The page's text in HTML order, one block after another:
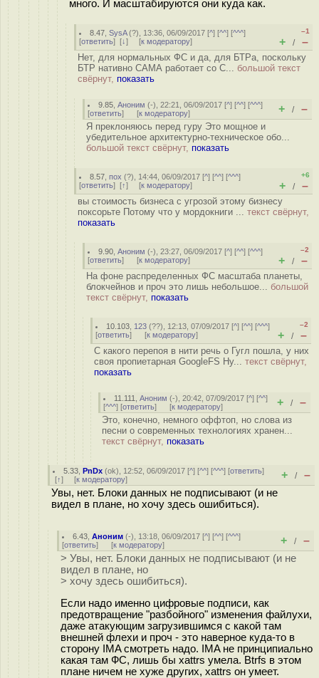
много. И масштабируются они куда как.
8.47 ,SysA(?), 13:36, 06/09/2017 [^] [^^] [^^^]
[ответить] [↓] [к модератору]
–1
+ / –
Нет, для нормальных ФС и да, для БТРа, поскольку
БТР нативно САМА работает со С... большой текст
свёрнут, показать
9.85 ,Аноним (-), 22:21, 06/09/2017 [^] [^^] [^^^]
[ответить] [к модератору] + / –
Я преклоняюсь перед гуру Это мощное и
убедительное архитектурно-техническое обо...
большой текст свёрнут, показать
8.57 ,пох (?), 14:44, 06/09/2017 [^] [^^] [^^^]
[ответить] [↑] [к модератору]
+6
+ / –
вы стоимость бизнеса с угрозой этому бизнесу
поксорьте Потому что у мордокниги ... текст свёрнут,
показать
9.90 ,Аноним (-), 23:27, 06/09/2017 [^] [^^] [^^^]
[ответить] [к модератору]
–2
+ / –
На фоне распределенных ФС масштаба планеты,
блокчейнов и проч это лишь небольшое... большой
текст свёрнут, показать
10.103 123 (??), 12:13, 07/09/2017 [^] [^^] [^^^]
[ответить] [к модератору]
–2
+ / –
С какого перепоя в нити речь о Гугл пошла, у них
своя пропиетарная GoogleFS Ну... текст свёрнут,
показать
11.111 ,Аноним (-), 20:42, 07/09/2017 [^] [^^]
[^^^] [ответить] [к модератору] + / –
Это, конечно, немного оффтоп, но слова из
песни о современных технологиях хранен...
текст свёрнут, показать
5.33 ,PnDx (ok), 12:52, 06/09/2017 [^] [^^] [^^^] [ответить]
[↑] [к модератору] + / –
Увы, нет. Блоки данных не подписывают (и не
видел в плане, но хочу здесь ошибиться).
6.43 ,Аноним (-), 13:18, 06/09/2017 [^] [^^] [^^^]
[ответить] [к модератору] + / –
> Увы, нет. Блоки данных не подписывают (и не
видел в плане, но
> хочу здесь ошибиться).
Если надо именно цифровые подписи, как
предотвращение "разбойного" изменения файлухи,
даже атакующим загрузившимся с какой там
внешней флехи и проч - это наверное куда-то в
сторону IMA смотреть надо. IMA не принципиально
какая там ФС, лишь бы xattrs умела. Btrfs в этом
плане ничем не хуже других, xattrs он умеет.